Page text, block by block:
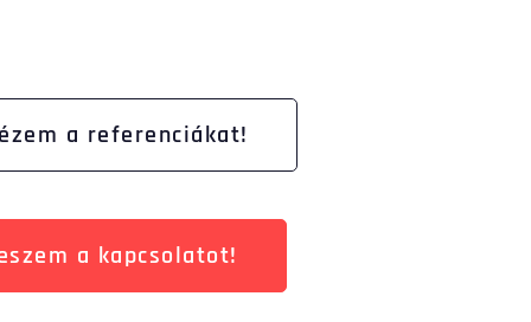
a referenciákat!
a kapcsolatot!